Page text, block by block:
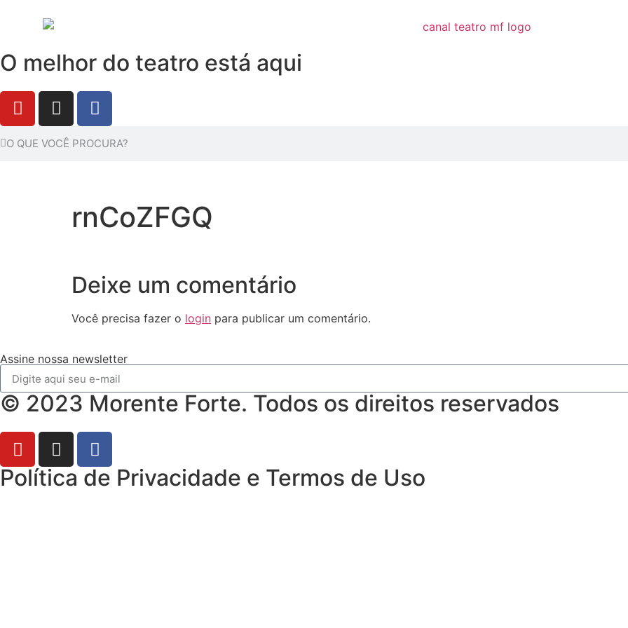
O melhor do teatro está aqui
rnCoZFGQ
Deixe um comentário
Você precisa fazer o login para publicar um comentário.
Assine nossa newsletter
© 2023 Morente Forte. Todos os direitos reservados
Política de Privacidade e Termos de Uso